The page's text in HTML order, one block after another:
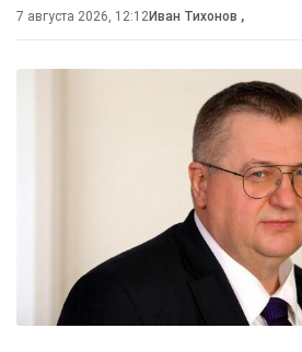
7 августа 2026, 12:12Иван Тихонов ,